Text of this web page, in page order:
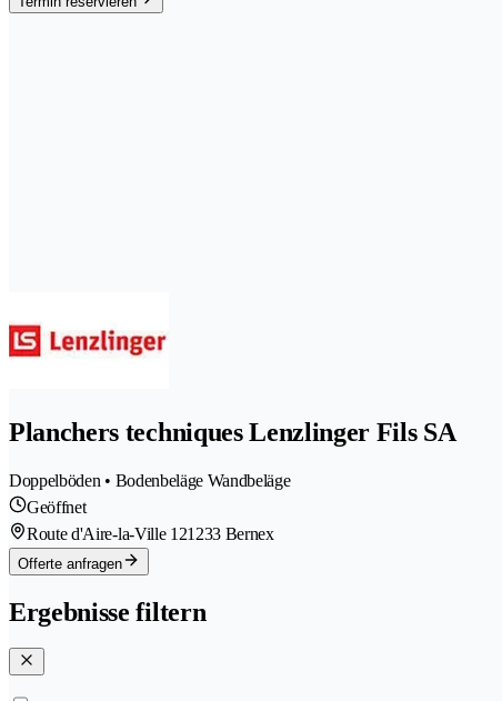
Planchers techniques Lenzlinger Fils SA
Doppelböden • Bodenbeläge Wandbeläge
Geöffnet
Route d'Aire-la-Ville 121233 Bernex
Offerte anfragen
Ergebnisse filtern